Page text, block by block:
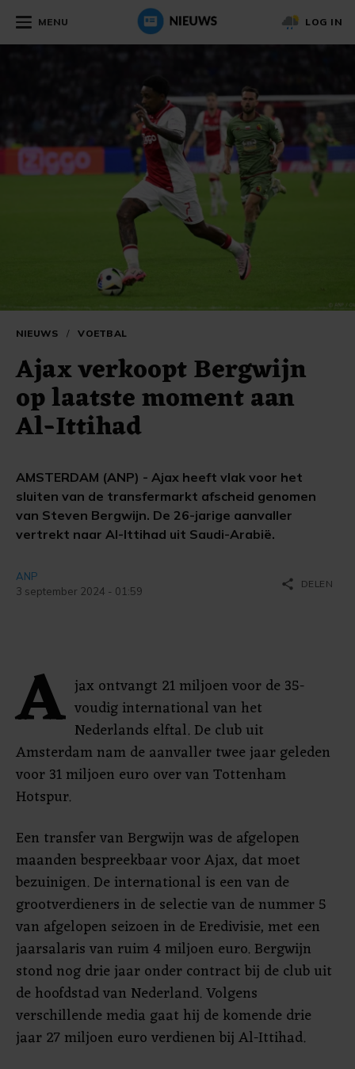
MENU LOG IN
NIEUWS / VOETBAL
Ajax verkoopt Bergwijn
op laatste moment aan
Al-Ittihad
AMSTERDAM (ANP) - Ajax heeft vlak voor het
sluiten van de transfermarkt afscheid genomen
van Steven Bergwijn. De 26-jarige aanvaller
vertrekt naar Al-Ittihad uit Saudi-Arabië.
ANP
3 september 2024 - 01:59
share DELEN
A jax ontvangt 21 miljoen voor de 35-
voudig international van het
Nederlands elftal. De club uit
Amsterdam nam de aanvaller twee jaar geleden
voor 31 miljoen euro over van Tottenham
Hotspur.
Een transfer van Bergwijn was de afgelopen
maanden bespreekbaar voor Ajax, dat moet
bezuinigen. De international is een van de
grootverdieners in de selectie van de nummer 5
van afgelopen seizoen in de Eredivisie, met een
jaarsalaris van ruim 4 miljoen euro. Bergwijn
stond nog drie jaar onder contract bij de club uit
de hoofdstad van Nederland. Volgens
verschillende media gaat hij de komende drie
jaar 27 miljoen euro verdienen bij Al-Ittihad.